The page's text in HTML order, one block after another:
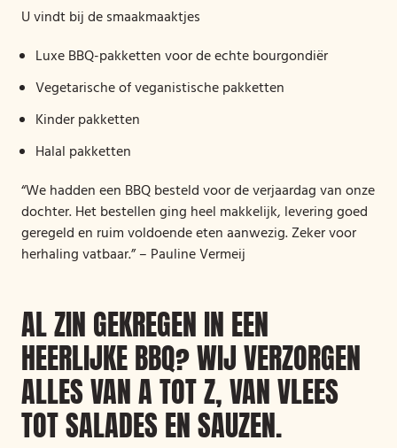
U vindt bij de smaakmaaktjes
Luxe BBQ-pakketten voor de echte bourgondiër
Vegetarische of veganistische pakketten
Kinder pakketten
Halal pakketten
“We hadden een BBQ besteld voor de verjaardag van onze
dochter. Het bestellen ging heel makkelijk, levering goed
geregeld en ruim voldoende eten aanwezig. Zeker voor
herhaling vatbaar.” – Pauline Vermeij
AL ZIN GEKREGEN IN EEN
HEERLIJKE BBQ? WIJ VERZORGEN
ALLES VAN A TOT Z, VAN VLEES
TOT SALADES EN SAUZEN.